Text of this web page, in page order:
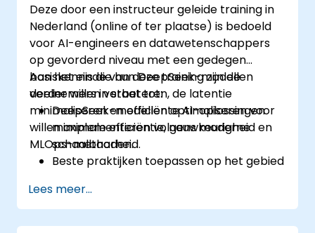
Deze door een instructeur geleide training in
Nederland (online of ter plaatse) is bedoeld
voor AI-engineers en datawetenschappers
op gevorderd niveau met een gedegen
basiskennis die hun DeepSeek-modellen
verder willen verbeteren, de latentie
minimaliseren en efficiënte AI-oplossingen
willen implementeren volgens moderne
MLOps-methoden.
Aan het einde van deze training zijn de
deelnemers in staat tot:
DeepSeek-modellen optimaliseren voor
maximale efficiëntie, nauwkeurigheid en
schaalbaarheid.
Beste praktijken toepassen op het gebied
modellen.
DeepSeek-modellen implementeren
zowel in cloud- als lokale infrastructuur.
Lees meer...